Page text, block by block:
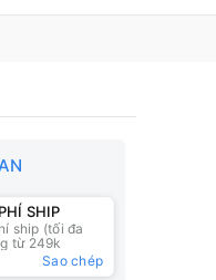
SHIP
ship (tối đa
từ 249k
Sao chép